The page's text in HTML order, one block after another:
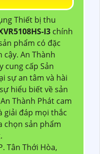
Thiết bị thu
I3 chính
phẩm có đặc
An Thành
cung cấp Sản
sự an tâm và hài
hiểu biết về sản
Thành Phát cam
giải đáp mọi thắc
chọn sản phẩm
Tân Thới Hòa,